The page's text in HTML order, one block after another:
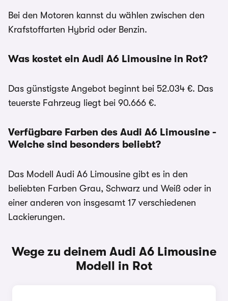
Bei den Motoren kannst du wählen zwischen den
Krafstoffarten Hybrid oder Benzin.
Was kostet ein Audi A6 Limousine in Rot?
Das günstigste Angebot beginnt bei 52.034 €. Das
teuerste Fahrzeug liegt bei 90.666 €.
Verfügbare Farben des Audi A6 Limousine -
Welche sind besonders beliebt?
Das Modell Audi A6 Limousine gibt es in den
beliebten Farben Grau, Schwarz und Weiß oder in
einer anderen von insgesamt 17 verschiedenen
Lackierungen.
Wege zu deinem Audi A6 Limousine
Modell in Rot